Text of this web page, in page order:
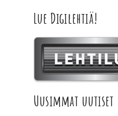
Lue Digilehtiä!
Uusimmat uutiset